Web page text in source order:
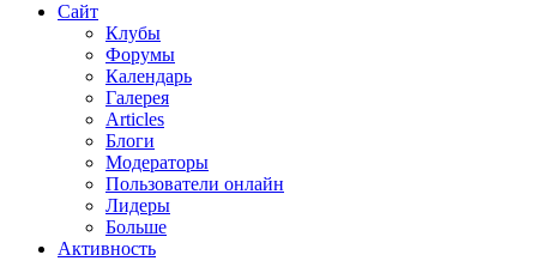
Сайт
Клубы
Форумы
Календарь
Галерея
Articles
Блоги
Модераторы
Пользователи онлайн
Лидеры
Больше
Активность